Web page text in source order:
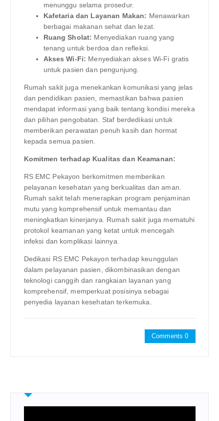
menunggu selama prosedur.
Kafetaria dan Layanan Makan: Menawarkan
berbagai makanan sehat dan lezat.
Ruang Sholat: Menyediakan ruang yang
tenang untuk berdoa dan refleksi.
Akses Wi-Fi: Menyediakan akses Wi-Fi gratis
untuk pasien dan pengunjung.
Rumah sakit juga menekankan komunikasi yang jelas
dan pendidikan pasien, memastikan bahwa pasien
mendapat informasi yang baik tentang kondisi mereka
dan pilihan pengobatan. Staf berdedikasi untuk
memberikan perawatan penuh kasih dan hormat
kepada semua pasien.
Komitmen terhadap Kualitas dan Keamanan:
RS EMC Pekayon berkomitmen memberikan
pelayanan kesehatan yang berkualitas dan aman.
Rumah sakit telah menerapkan program penjaminan
mutu yang komprehensif untuk memantau dan
meningkatkan kinerjanya. Rumah sakit juga mematuhi
protokol keamanan yang ketat untuk mencegah
infeksi dan komplikasi lainnya.
Dedikasi RS EMC Pekayon terhadap keunggulan
dalam pelayanan pasien, dikombinasikan dengan
teknologi canggih dan rangkaian layanan yang
komprehensif, memperkuat posisinya sebagai
penyedia layanan kesehatan terkemuka.
Comments 0